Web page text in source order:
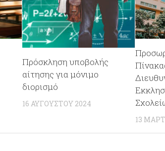
Πρόσκληση υποβολής
αίτησης για μόνιμο
διορισμό
16 ΑΥΓΟΎΣΤΟΥ 2024
13